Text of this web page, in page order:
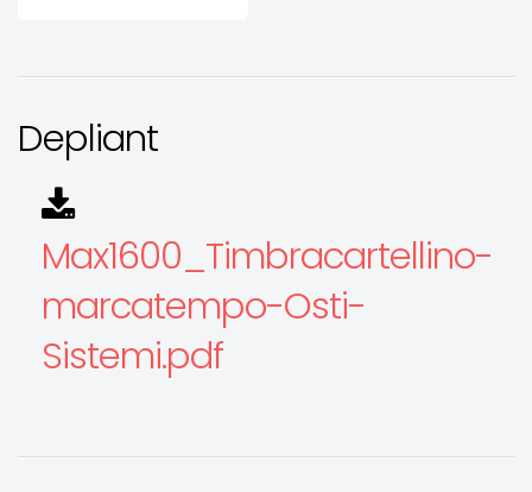
Depliant
Max1600_Timbracartellino-
marcatempo-Osti-
Sistemi.pdf